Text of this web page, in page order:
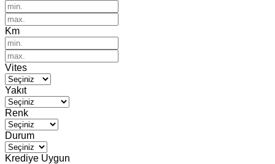
Km
Vites
Yakıt
Renk
Durum
Krediye Uygun